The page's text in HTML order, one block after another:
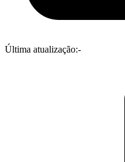
Última atualização:-